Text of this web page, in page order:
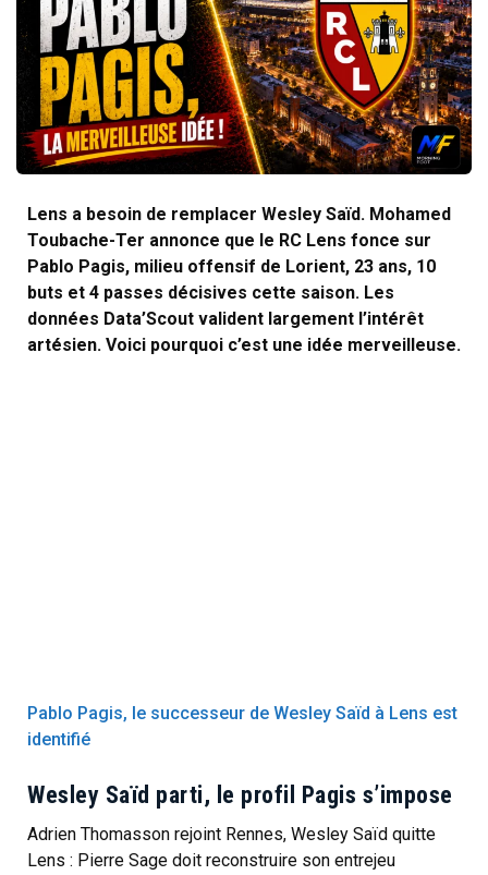
Lens a besoin de remplacer Wesley Saïd. Mohamed
Toubache-Ter annonce que le RC Lens fonce sur
Pablo Pagis, milieu offensif de Lorient, 23 ans, 10
buts et 4 passes décisives cette saison. Les
données Data’Scout valident largement l’intérêt
artésien. Voici pourquoi c’est une idée merveilleuse.
Pablo Pagis, le successeur de Wesley Saïd à Lens est
identifié
Wesley Saïd parti, le profil Pagis s’impose
Adrien Thomasson rejoint Rennes, Wesley Saïd quitte
Lens : Pierre Sage doit reconstruire son entrejeu